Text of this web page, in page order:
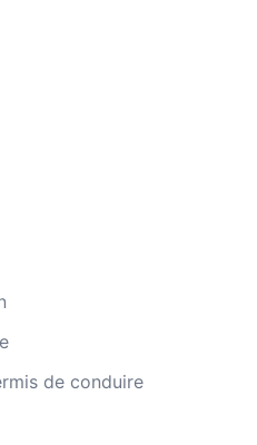
de conduire